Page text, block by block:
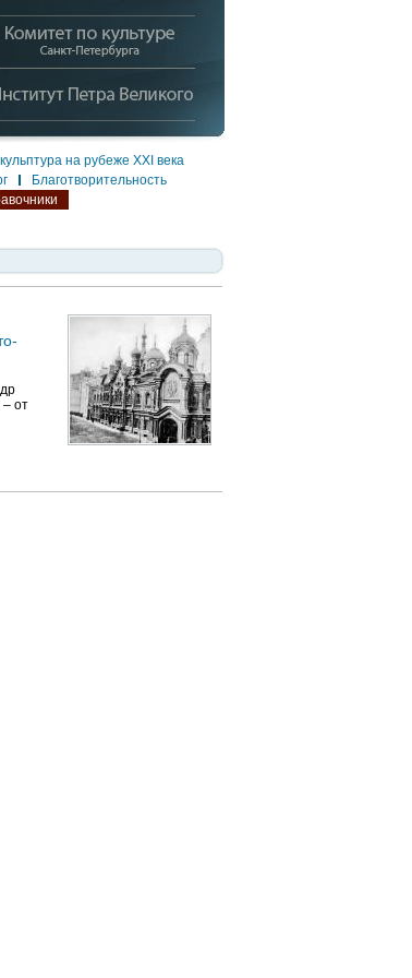
на рубеже XXI века
Благотворительность
– от